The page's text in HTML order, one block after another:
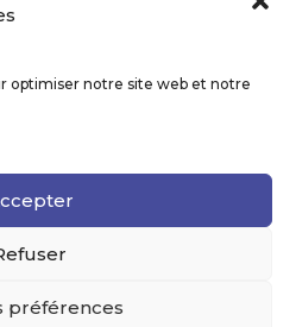
optimiser notre site web et notre
préférences
18h30